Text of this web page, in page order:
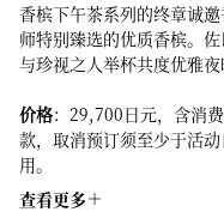
香槟下午茶系列的终章诚
师特别臻选的优质香槟。
与珍视之人举杯共度优雅夜
价格：29,700日元，含消
款，取消预订须至少于活
用。
查看更多